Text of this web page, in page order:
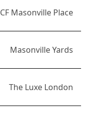
CF Masonville Place
Masonville Yards
The Luxe London